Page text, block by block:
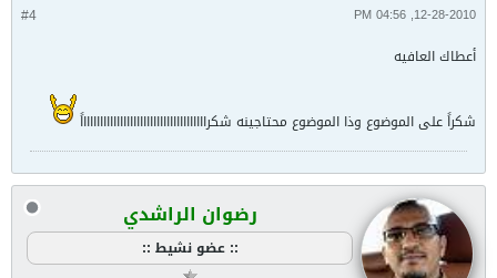
#4 12-28-2010, 04:56 PM
أعطاك العافيه
شكراً على الموضوع وذا الموضوع محتاجينه شكرااااااااااااااااااااااااااااااااااااااً
رضوان الراشدي
:: عضو نشيط ::